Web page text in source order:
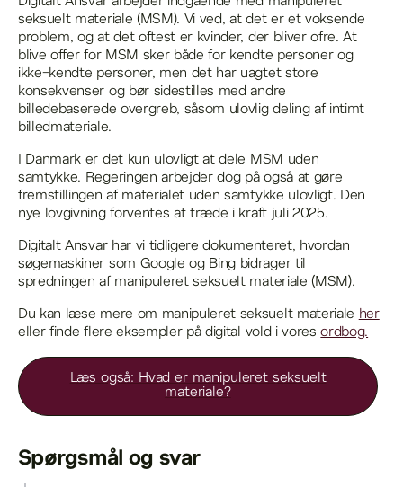
seksuelt materiale (MSM). Vi ved, at det er et voksende
problem, og at det oftest er kvinder, der bliver ofre. At
blive offer for MSM sker både for kendte personer og
ikke-kendte personer, men det har uagtet store
konsekvenser og bør sidestilles med andre
billedebaserede overgreb, såsom ulovlig deling af intimt
billedmateriale.
I Danmark er det kun ulovligt at dele MSM uden
samtykke. Regeringen arbejder dog på også at gøre
fremstillingen af materialet uden samtykke ulovligt. Den
nye lovgivning forventes at træde i kraft juli 2025.
Digitalt Ansvar har vi tidligere dokumenteret, hvordan
søgemaskiner som Google og Bing bidrager til
spredningen af manipuleret seksuelt materiale (MSM).
Du kan læse mere om manipuleret seksuelt materialeher
eller finde flere eksempler på digital vold i voresordbog.
Læs også: Hvad er manipuleret seksuelt
materiale?
Spørgsmål og svar